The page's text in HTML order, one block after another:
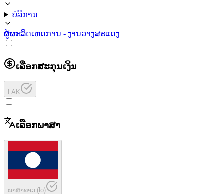
ບໍລິການ
ຜູ້ຜະລິດເຫດການ - ງານວາງສະແດງ
ເລືອກສະກຸນເງິນ
LAK
ເລືອກພາສາ
ພາສາລາວ (lo)